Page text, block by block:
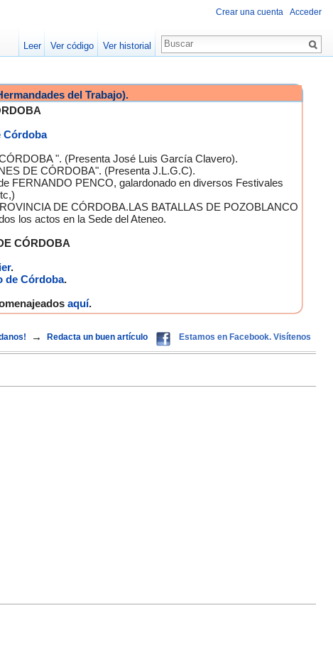
del Trabajo).
Córdoba
". (Presenta José Luis García Clavero).
DE CÓRDOBA". (Presenta J.L.G.C).
FERNANDO PENCO, galardonado en diversos Festivales
DE CÓRDOBA.LAS BATALLAS DE POZOBLANCO
los actos en la Sede del Ateneo.
CÓRDOBA
.
de Córdoba.
aquí.
→ Redacta un buen artículo Estamos en Facebook. Visítenos
Crear una cuenta Acceder
Leer Ver código Ver historial